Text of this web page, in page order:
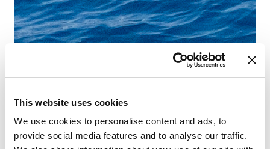
This website uses cookies
We use cookies to personalise content and ads, to
provide social media features and to analyse our traffic.